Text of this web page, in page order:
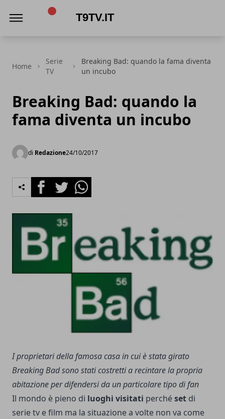
Home
Serie
TV
Breaking Bad: quando la fama diventa
un incubo
Breaking Bad: quando la
fama diventa un incubo
di Redazione24/10/2017
FacebookTwitterWhatsapp
I proprietari della famosa casa in cui è stata girato
Breaking Bad sono stati costretti a recintare la propria
abitazione per difendersi da un particolare tipo di fan
Il mondo è pieno di luoghi visitati perchéset di
serie tv e film ma la situazione a volte non va come